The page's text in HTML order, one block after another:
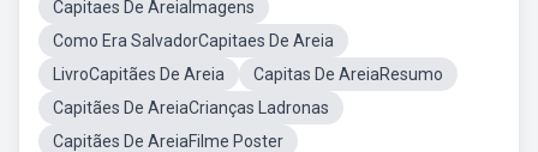
Capitaes De AreiaImagens
Como Era SalvadorCapitaes De Areia
LivroCapitães De Areia
Capitas De AreiaResumo
Capitães De AreiaCrianças Ladronas
Capitães De AreiaFilme Poster